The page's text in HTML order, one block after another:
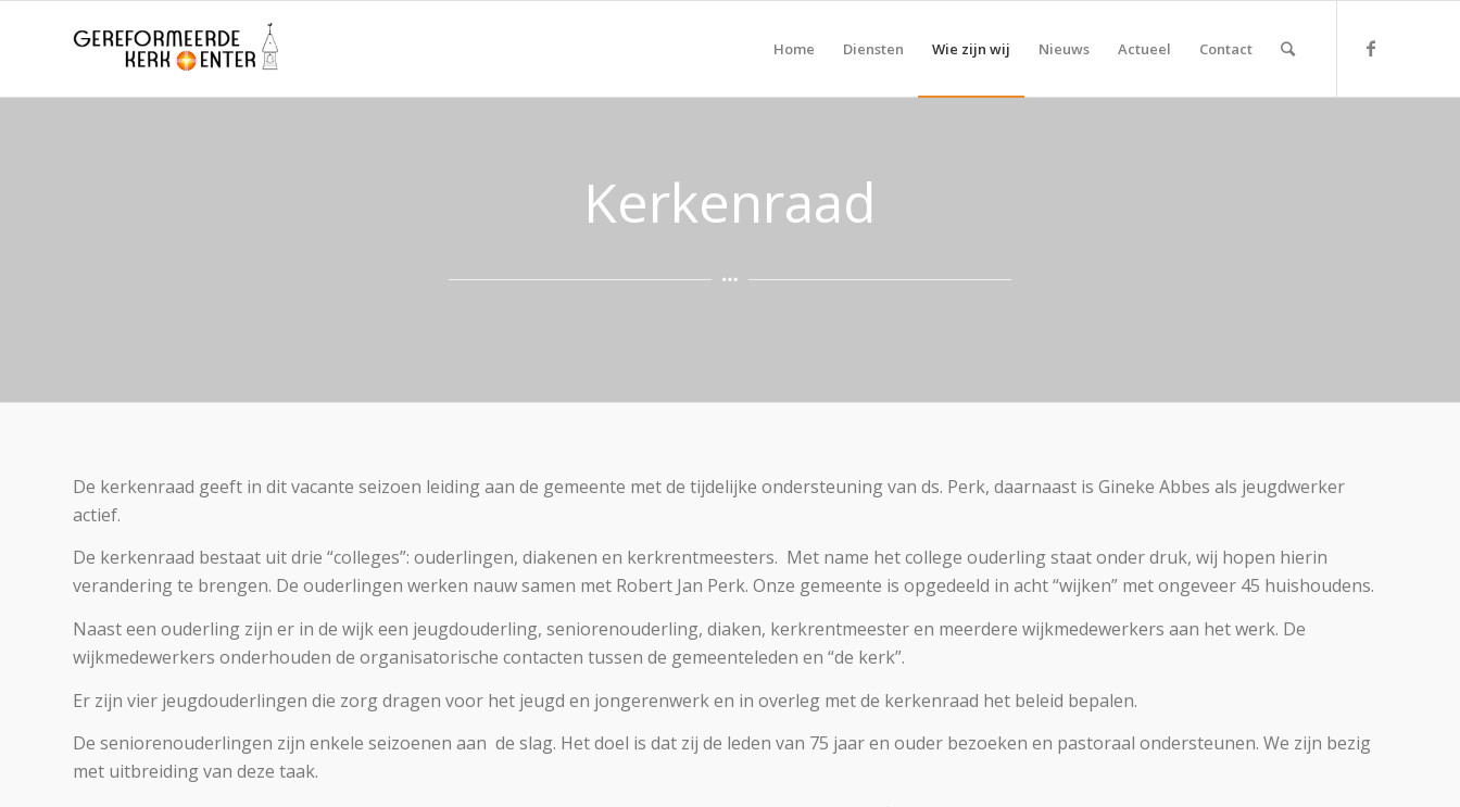
Home Diensten Wie zijn wij Nieuws Actueel Contact
Kerkenraad
De kerkenraad geeft in dit vacante seizoen leiding aan de gemeente met de tijdelijke ondersteuning van ds. Perk, daarnaast is Gineke Abbes als jeugdwerker
actief.
De kerkenraad bestaat uit drie “colleges”: ouderlingen, diakenen en kerkrentmeesters. Met name het college ouderling staat onder druk, wij hopen hierin
verandering te brengen. De ouderlingen werken nauw samen met Robert Jan Perk. Onze gemeente is opgedeeld in acht “wijken” met ongeveer 45 huishoudens.
Naast een ouderling zijn er in de wijk een jeugdouderling, seniorenouderling, diaken, kerkrentmeester en meerdere wijkmedewerkers aan het werk. De
wijkmedewerkers onderhouden de organisatorische contacten tussen de gemeenteleden en “de kerk”.
Er zijn vier jeugdouderlingen die zorg dragen voor het jeugd en jongerenwerk en in overleg met de kerkenraad het beleid bepalen.
De seniorenouderlingen zijn enkele seizoenen aan de slag. Het doel is dat zij de leden van 75 jaar en ouder bezoeken en pastoraal ondersteunen. We zijn bezig
met uitbreiding van deze taak.